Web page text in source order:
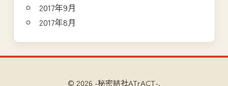
2017年9月
2017年8月
© 2026 -秘密結社ATrACT-.